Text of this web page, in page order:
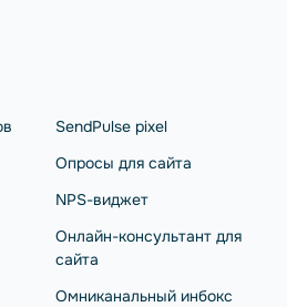
SendPulse pixel
Опросы для сайта
NPS-виджет
Онлайн-консультант для
сайта
Омниканальный инбокс